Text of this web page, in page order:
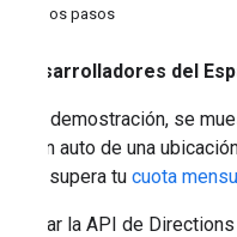
Próximos pasos
Desarrolladores del
esta demostración, se
en auto de una
no supera tu cuota
usar la API de